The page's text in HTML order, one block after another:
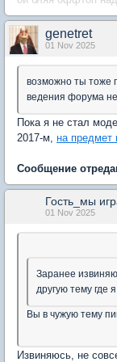
genetret
01 Nov 2025
возможно ты тоже
ведения форума
Пока я не стал
2017-м, на предмет
Сообщение
Гость_мы
01 Nov 2025
Заранее
другую тему где
Вы в чужую тему
Извиняюсь, не